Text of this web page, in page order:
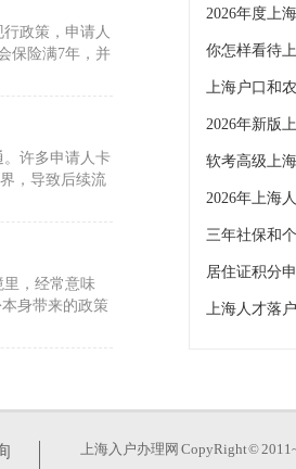
政策，申请人
保险满7年，并
许多申请人卡
，导致后续流
，经常意味
身带来的政策
通。房产并非
2026年度上
你怎样看待
2026年新版
软考高级上
三年社保和
居住证积分
上海人才落
上海入户办理网 CopyRight ©